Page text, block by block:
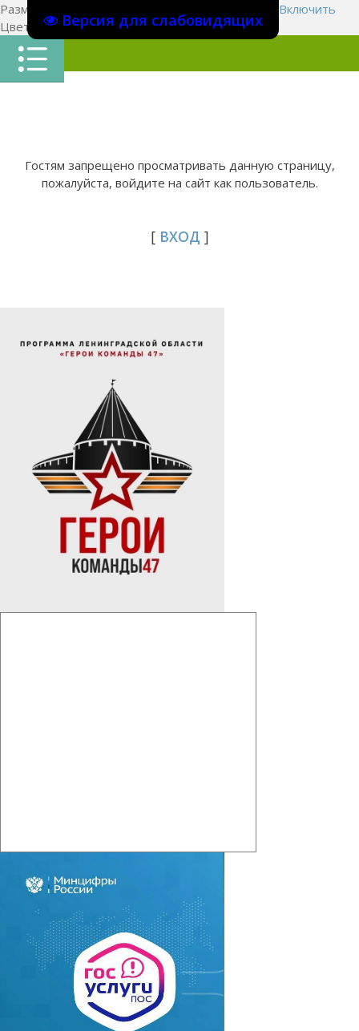
Версия для слабовидящих
Размер шрифта:
Включить
Цвет сайтаЦ Ц Ц Х
Гостям запрещено просматривать данную страницу,
пожалуйста, войдите на сайт как пользователь.
[ ВХОД ]